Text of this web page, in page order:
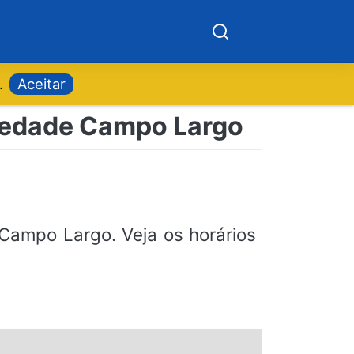
Aceitar
Campo Largo
Largo. Veja os horários